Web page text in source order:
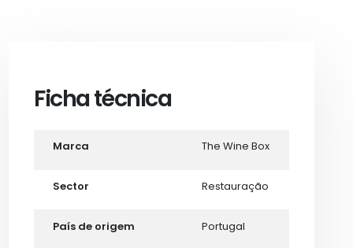
Ficha técnica
Marca The Wine Box
Sector Restauração
País de origem Portugal